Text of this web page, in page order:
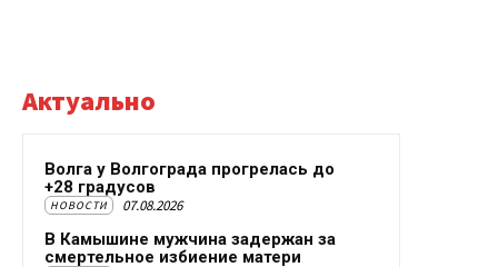
Актуально
Волга у Волгограда прогрелась до
+28 градусов
НОВОСТИ 07.08.2026
В Камышине мужчина задержан за
смертельное избиение матери